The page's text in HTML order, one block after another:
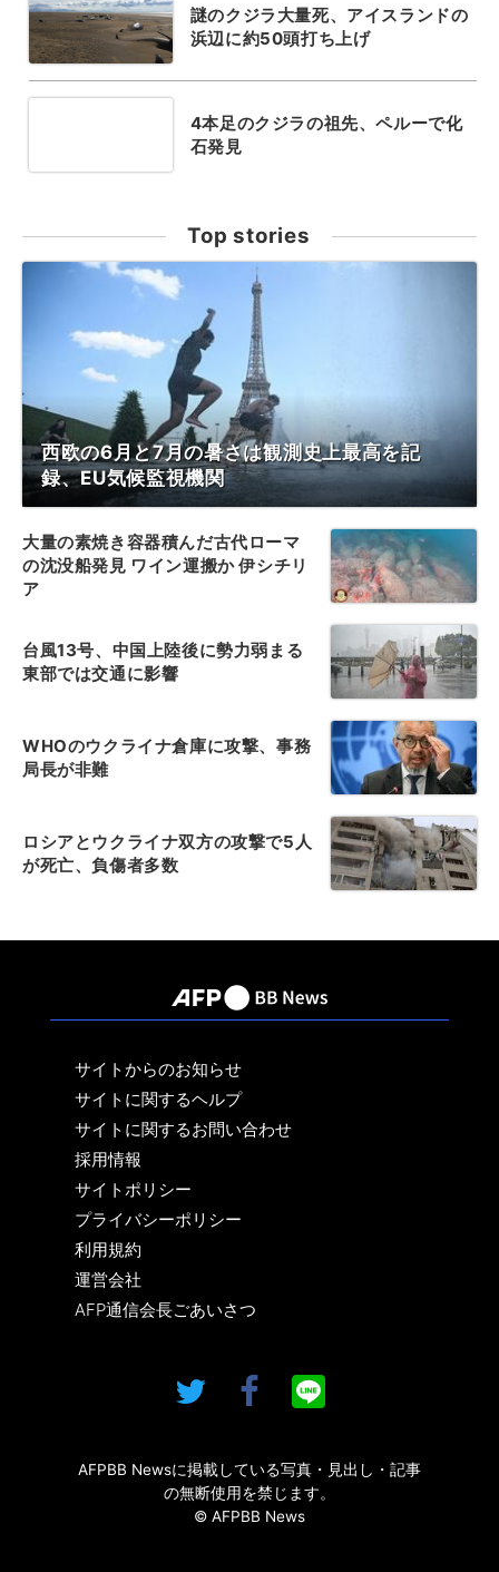
謎のクジラ大量死、アイスランドの
浜辺に約50頭打ち上げ
4本足のクジラの祖先、ペルーで化
石発見
Top stories
西欧の6月と7月の暑さは観測史上最高を記
録、EU気候監視機関
大量の素焼き容器積んだ古代ローマ
の沈没船発見 ワイン運搬か 伊シチリ
ア
台風13号、中国上陸後に勢力弱まる
東部では交通に影響
WHOのウクライナ倉庫に攻撃、事務
局長が非難
ロシアとウクライナ双方の攻撃で5人
が死亡、負傷者多数
サイトからのお知らせ
サイトに関するヘルプ
サイトに関するお問い合わせ
採用情報
サイトポリシー
プライバシーポリシー
利用規約
運営会社
AFP通信会長ごあいさつ
AFPBB Newsに掲載している写真・見出し・記事
の無断使用を禁じます。
© AFPBB News